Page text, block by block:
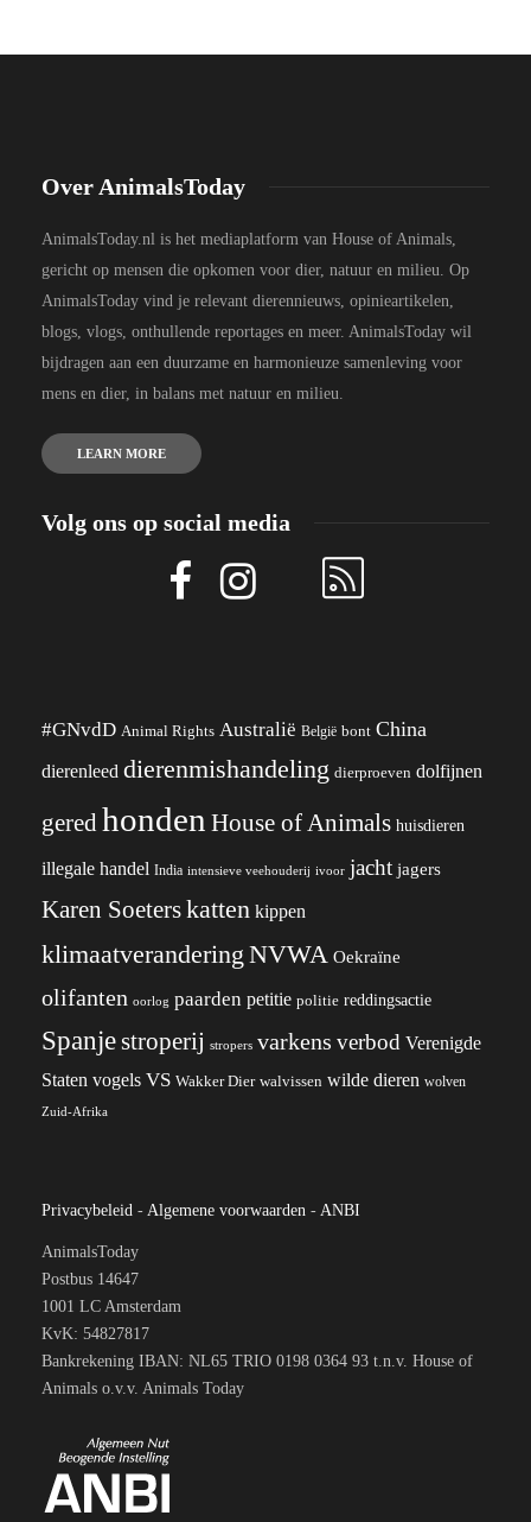
Over AnimalsToday
AnimalsToday.nl is het mediaplatform van House of Animals,
gericht op mensen die opkomen voor dier, natuur en milieu. Op
AnimalsToday vind je relevant dierennieuws, opinieartikelen,
blogs, vlogs, onthullende reportages en meer. AnimalsToday wil
bijdragen aan een duurzame en harmonieuze samenleving voor
mens en dier, in balans met natuur en milieu.
LEARN MORE
Volg ons op social media
#GNvdD Animal Rights Australië België bont China
dierenleed dierenmishandeling dierproeven dolfijnen
gered honden House of Animals huisdieren
illegale handel India intensieve veehouderij ivoor jacht jagers
Karen Soeterskatten kippen
klimaatverandering NVWA Oekraïne
olifanten oorlog paarden petitie politie reddingsactie
Spanjestroperij stropers varkens verbod Verenigde
Staten vogels VS Wakker Dier walvissen wilde dieren wolven
Zuid-Afrika
Privacybeleid - Algemene voorwaarden - ANBI
AnimalsToday
Postbus 14647
1001 LC Amsterdam
KvK: 54827817
Bankrekening IBAN: NL65 TRIO 0198 0364 93 t.n.v. House of
Animals o.v.v. Animals Today